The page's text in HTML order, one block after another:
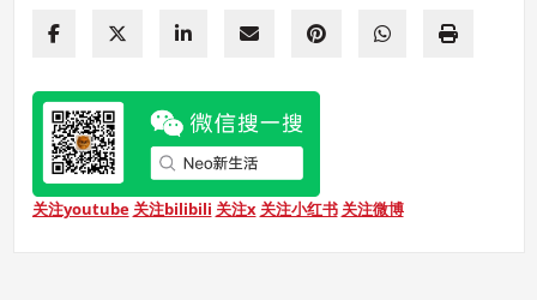
关注youtube 关注bilibili 关注x 关注小红书 关注微博